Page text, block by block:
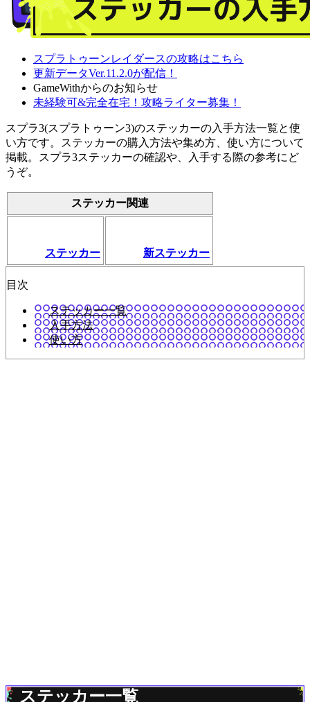
スプラトゥーンレイダースの攻略はこちら
更新データVer.11.2.0が配信！
GameWithからのお知らせ
未経験可&完全在宅！攻略ライター募集！
スプラ3(スプラトゥーン3)のステッカーの入手方法一覧と使
い方です。ステッカーの購入方法や集め方、使い方について
掲載。スプラ3ステッカーの確認や、入手する際の参考にど
うぞ。
ステッカー関連
ステッカー 新ステッカー
目次
ステッカー一覧
入手方法
使い方
ステッカー一覧